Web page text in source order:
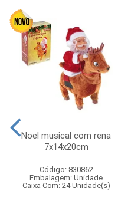
Noel musical com rena
7x14x20cm
Código: 830862
Embalagem: Unidade
Caixa Com: 24 Unidade(s)